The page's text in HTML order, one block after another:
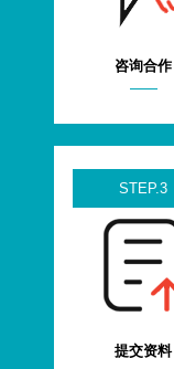
咨询合作
STEP.3
提交资料